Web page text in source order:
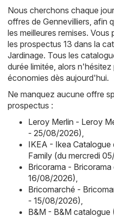
Nous cherchons chaque
offres de Gennevilliers, afin
les meilleures remises.
les prospectus 13 dans la
Jardinage. Tous les
durée limitée, alors
économies dès aujourd'hui.
Ne manquez aucune offre
prospectus :
Leroy Merlin - Leroy
- 25/08/2026),
IKEA - Ikea
Family (du mercredi
Bricorama -
16/08/2026),
Bricomarché -
- 15/08/2026),
B&M - B&M